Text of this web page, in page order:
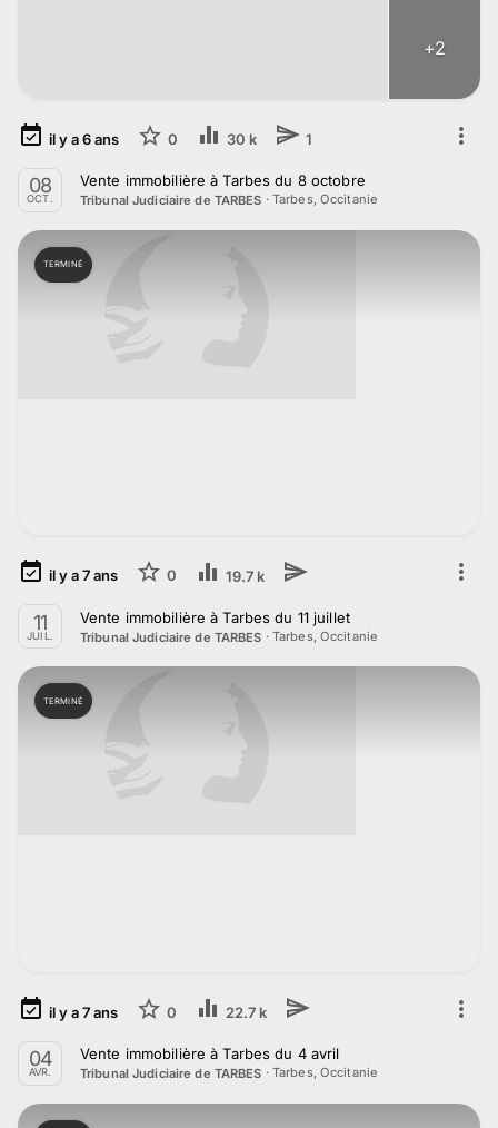
+2
il y a6ans 0 30 k 1
08
OCT.
Vente immobilière à Tarbes du 8 octobre
Tribunal Judiciaire de TARBES · Tarbes, Occitanie
TERMINÉ
il y a7ans 0 19.7 k
11
JUIL.
Vente immobilière à Tarbes du 11 juillet
Tribunal Judiciaire de TARBES · Tarbes, Occitanie
TERMINÉ
il y a7ans 0 22.7 k
04
AVR.
Vente immobilière à Tarbes du 4 avril
Tribunal Judiciaire de TARBES · Tarbes, Occitanie